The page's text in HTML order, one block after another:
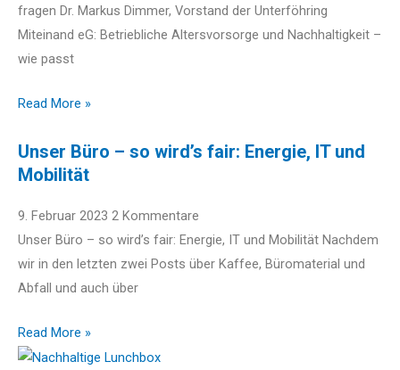
fragen Dr. Markus Dimmer, Vorstand der Unterföhring
Miteinand eG: Betriebliche Altersvorsorge und Nachhaltigkeit –
wie passt
Read More »
Unser Büro – so wird’s fair: Energie, IT und
Mobilität
9. Februar 2023 2 Kommentare
Unser Büro – so wird’s fair: Energie, IT und Mobilität Nachdem
wir in den letzten zwei Posts über Kaffee, Büromaterial und
Abfall und auch über
Read More »